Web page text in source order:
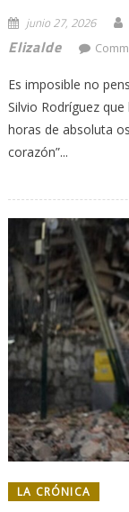
junio 27, 2026
Elizalde
Es imposible no
Silvio Rodríguez
horas de absoluta
corazón”...
LA CRÓNICA